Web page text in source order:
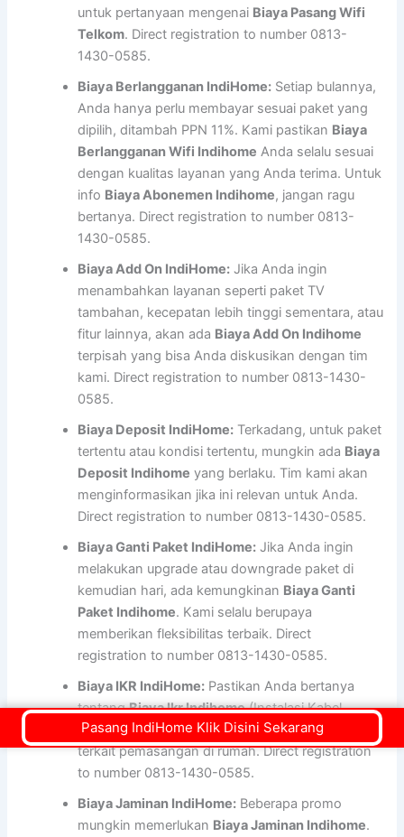
untuk pertanyaan mengenai Biaya Pasang Wifi
Telkom. Direct registration to number 0813-
1430-0585.
Biaya Berlangganan IndiHome: Setiap bulannya,
Anda hanya perlu membayar sesuai paket yang
dipilih, ditambah PPN 11%. Kami pastikan Biaya
Berlangganan Wifi Indihome Anda selalu sesuai
dengan kualitas layanan yang Anda terima. Untuk
info Biaya Abonemen Indihome, jangan ragu
bertanya. Direct registration to number 0813-
1430-0585.
Biaya Add On IndiHome: Jika Anda ingin
menambahkan layanan seperti paket TV
tambahan, kecepatan lebih tinggi sementara, atau
fitur lainnya, akan ada Biaya Add On Indihome
terpisah yang bisa Anda diskusikan dengan tim
kami. Direct registration to number 0813-1430-
0585.
Biaya Deposit IndiHome: Terkadang, untuk paket
tertentu atau kondisi tertentu, mungkin ada Biaya
Deposit Indihome yang berlaku. Tim kami akan
menginformasikan jika ini relevan untuk Anda.
Direct registration to number 0813-1430-0585.
Biaya Ganti Paket IndiHome: Jika Anda ingin
melakukan upgrade atau downgrade paket di
kemudian hari, ada kemungkinan Biaya Ganti
Paket Indihome. Kami selalu berupaya
memberikan fleksibilitas terbaik. Direct
registration to number 0813-1430-0585.
Biaya IKR IndiHome: Pastikan Anda bertanya
tentangBiaya Ikr Indihome(Instalasi Kabel
Rumah) jika Anda memiliki kebutuhan khusus
terkait pemasangan di rumah. Direct registration
to number 0813-1430-0585.
Biaya Jaminan IndiHome: Beberapa promo
mungkin memerlukan Biaya Jaminan Indihome.
Pasang IndiHome Klik Disini Sekarang